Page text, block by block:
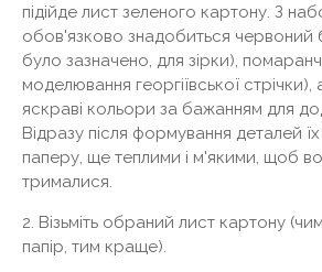
підійде лист зеленого картону. З
обов'язково знадобиться червоний
було зазначено, для зірки),
моделювання георгіївської стрічки),
яскраві кольори за бажанням для
Відразу після формування деталей їх
паперу, ще теплими і м'якими, щоб
трималися.
2. Візьміть обраний лист картону
папір, тим краще).